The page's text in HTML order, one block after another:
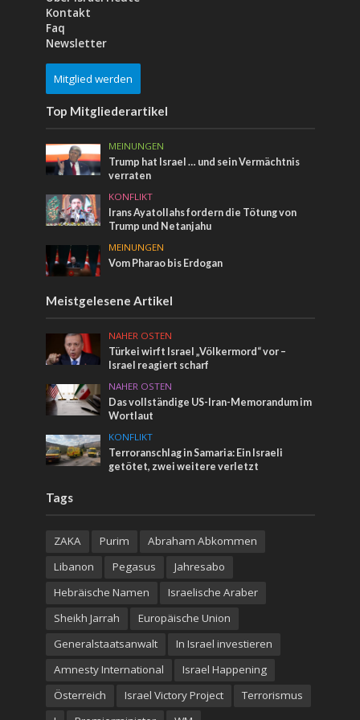
Kontakt
Faq
Newsletter
Mitglied werden
Top Mitgliederartikel
MEINUNGEN
Trump hat Israel … und sein Vermächtnis
verraten
KONFLIKT
Irans Ayatollahs fordern die Tötung von
Trump und Netanjahu
MEINUNGEN
Vom Pharao bis Erdogan
Meistgelesene Artikel
NAHER OSTEN
Türkei wirft Israel „Völkermord“ vor –
Israel reagiert scharf
NAHER OSTEN
Das vollständige US-Iran-Memorandum im
Wortlaut
KONFLIKT
Terroranschlag in Samaria: Ein Israeli
getötet, zwei weitere verletzt
Tags
ZAKA Purim
Abraham Abkommen
Libanon
Pegasus
Jahresabo
Hebräische Namen
Israelische Araber
Sheikh Jarrah
Europäische Union
Generalstaatsanwalt
In Israel investieren
Amnesty International
Israel Happening
Österreich
Israel Victory Project
Terrorismus